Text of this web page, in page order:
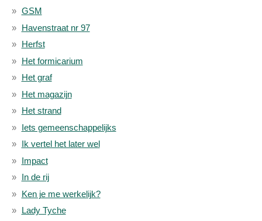
GSM
Havenstraat nr 97
Herfst
Het formicarium
Het graf
Het magazijn
Het strand
Iets gemeenschappelijks
Ik vertel het later wel
Impact
In de rij
Ken je me werkelijk?
Lady Tyche